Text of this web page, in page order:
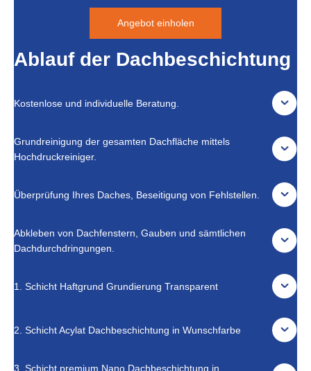
Angebot einholen
Ablauf der Dachbeschichtung
Kostenlose und individuelle Beratung.
Grundreinigung der gesamten Dachfläche mittels
Hochdruckreiniger.
Überprüfung Ihres Daches, Beseitigung von Fehlstellen.
Abkleben von Dachfenstern, Gauben und sämtlichen
Dachdurchdringungen.
1. Schicht Haftgrund Grundierung Transparent
2. Schicht Acylat Dachbeschichtung in Wunschfarbe
3. Schicht premium Nano Dachbeschichtung in